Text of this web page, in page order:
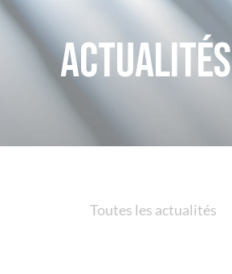
Actualités
Toutes les actualités